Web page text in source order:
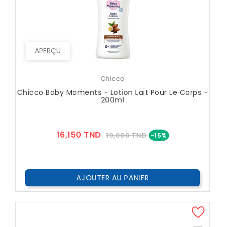
APERÇU
Chicco
Chicco Baby Moments - Lotion Lait Pour Le Corps -
200ml
16,150 TND Prix
19,000 TND -15% Prix
AJOUTER AU PANIER